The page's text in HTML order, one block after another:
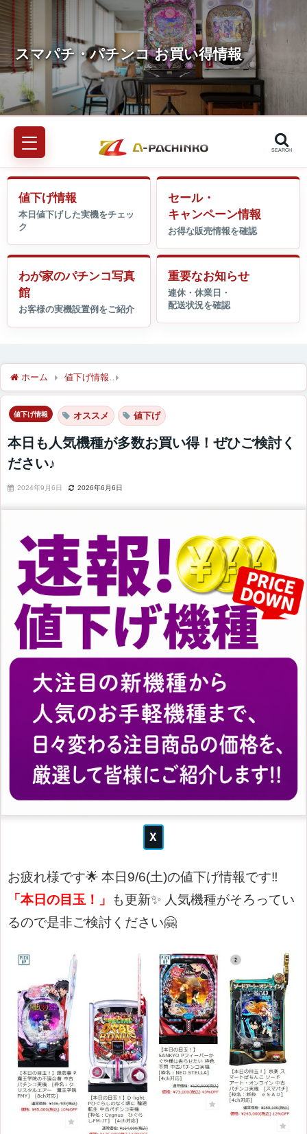
SEARCH
値下げ情報
セール・
キャンペーン情報
わが家のパチンコ写真
館
重要なお知らせ
ホーム 値下げ情報
値下げ情報 オススメ 値下げ
本日も人気機種が多数お買い得！ぜひご検討く
ださい♪
2024年9月6日 2026年6月6日
お疲れ様です🌟 本日9/6(土)の値下げ情報です‼
「本日の目玉！」
も更新✨ 人気機種がそろってい
るので是非ご検討ください🤗